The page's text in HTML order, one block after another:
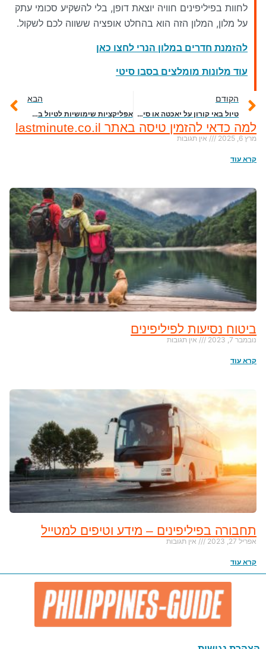
לחוות בפיליפינים חוויה יוצאת דופן, בלי להשקיע סכומי עתק
על מלון, המלון הזה הוא בהחלט אופציה ששווה לכם לשקול.
להזמנת חדרים במלון הנרי לחצו כאן
עוד מלונות מומלצים בסבו סיטי
הקודם
טיול באי קורון על יאכטה או סירה מהירה
הבא
אפליקציות שימושיות לטיול בפיליפינים
למה כדאי להזמין טיסה באתר lastminute.co.il
מרץ 6, 2025 אין תגובות
קרא עוד
ביטוח נסיעות לפיליפינים
נובמבר 7, 2023 אין תגובות
קרא עוד
תחבורה בפיליפינים – מידע וטיפים למטייל
אפריל 27, 2023 אין תגובות
קרא עוד